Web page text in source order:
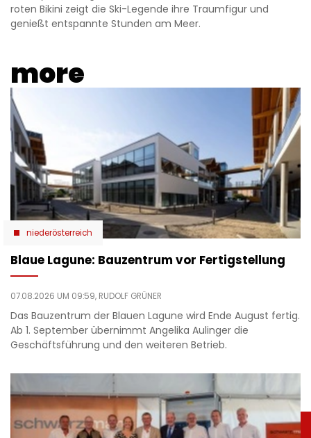
roten Bikini zeigt die Ski-Legende ihre Traumfigur und
genießt entspannte Stunden am Meer.
more
niederösterreich
Blaue Lagune: Bauzentrum vor Fertigstellung
07.08.2026 UM 09:59, RUDOLF GRÜNER
Das Bauzentrum der Blauen Lagune wird Ende August fertig.
Ab 1. September übernimmt Angelika Aulinger die
Geschäftsführung und den weiteren Betrieb.